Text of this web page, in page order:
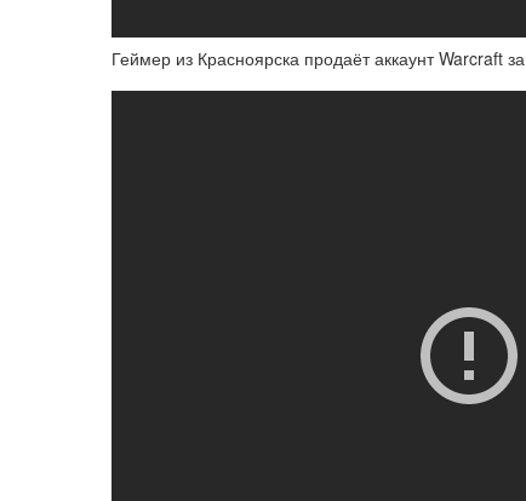
Геймер из Красноярска продаёт аккаунт Warcraft